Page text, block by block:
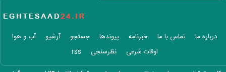
درباره ما تماس با ما خبرنامه پیوندها جستجو آرشیو
آب و هوا
اوقات شرعی
نظرسنجی rss